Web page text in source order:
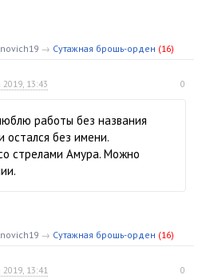
→ Сутажная брошь-орден (16)
13:43 0
работы без названия
остался без имени.
стрелами Амура. Можно
→ Сутажная брошь-орден (16)
13:41 0